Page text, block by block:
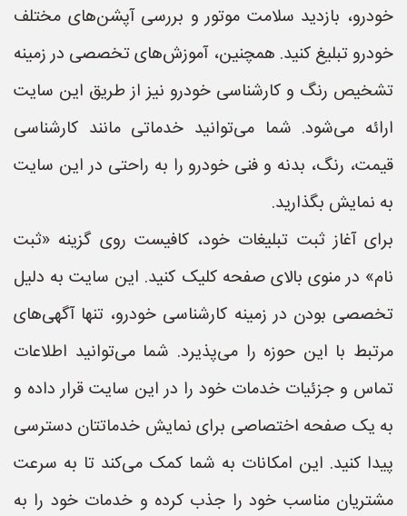
خودرو، بازدید سلامت موتور و بررسی آپشن‌های مختلف
خودرو تبلیغ کنید. همچنین، آموزش‌های تخصصی در زمینه
تشخیص رنگ و کارشناسی خودرو نیز از طریق این سایت
ارائه می‌شود. شما می‌توانید خدماتی مانند کارشناسی
قیمت، رنگ، بدنه و فنی خودرو را به راحتی در این سایت
به نمایش بگذارید.
برای آغاز ثبت تبلیغات خود، کافیست روی گزینه «ثبت
نام» در منوی بالای صفحه کلیک کنید. این سایت به دلیل
تخصصی بودن در زمینه کارشناسی خودرو، تنها آگهی‌های
مرتبط با این حوزه را می‌پذیرد. شما می‌توانید اطلاعات
تماس و جزئیات خدمات خود را در این سایت قرار داده و
به یک صفحه اختصاصی برای نمایش خدماتتان دسترسی
پیدا کنید. این امکانات به شما کمک می‌کند تا به سرعت
مشتریان مناسب خود را جذب کرده و خدمات خود را به